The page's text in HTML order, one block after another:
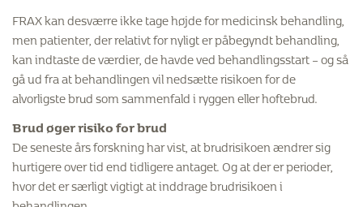
FRAX kan desværre ikke tage højde for medicinsk behandling,
men patienter, der relativt for nyligt er påbegyndt behandling,
kan indtaste de værdier, de havde ved behandlingsstart – og så
gå ud fra at behandlingen vil nedsætte risikoen for de
alvorligste brud som sammenfald i ryggen eller hoftebrud.
Brud øger risiko for brud
De seneste års forskning har vist, at brudrisikoen ændrer sig
hurtigere over tid end tidligere antaget. Og at der er perioder,
hvor det er særligt vigtigt at inddrage brudrisikoen i